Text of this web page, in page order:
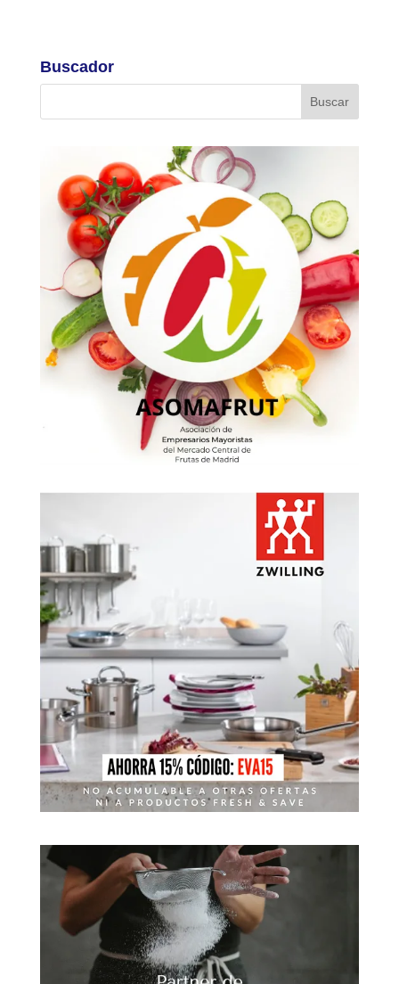
Buscador